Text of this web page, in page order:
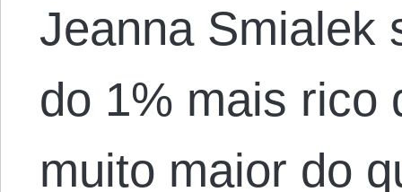
Jeanna Smialek
do 1% mais rico
muito maior do